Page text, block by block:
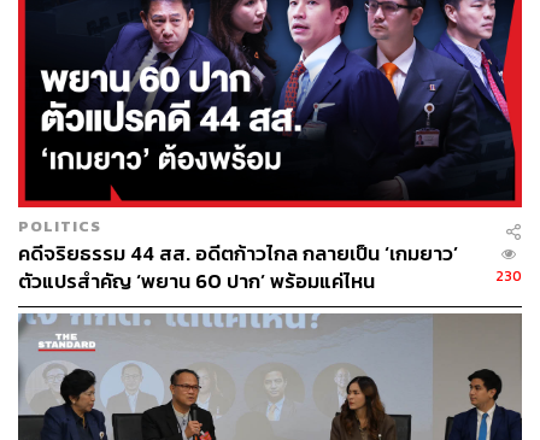
POLITICS
คดีจริยธรรม 44 สส. อดีตก้าวไกล กลายเป็น ‘เกมยาว’
ตัวแปรสำคัญ ‘พยาน 60 ปาก’ พร้อมแค่ไหน
230